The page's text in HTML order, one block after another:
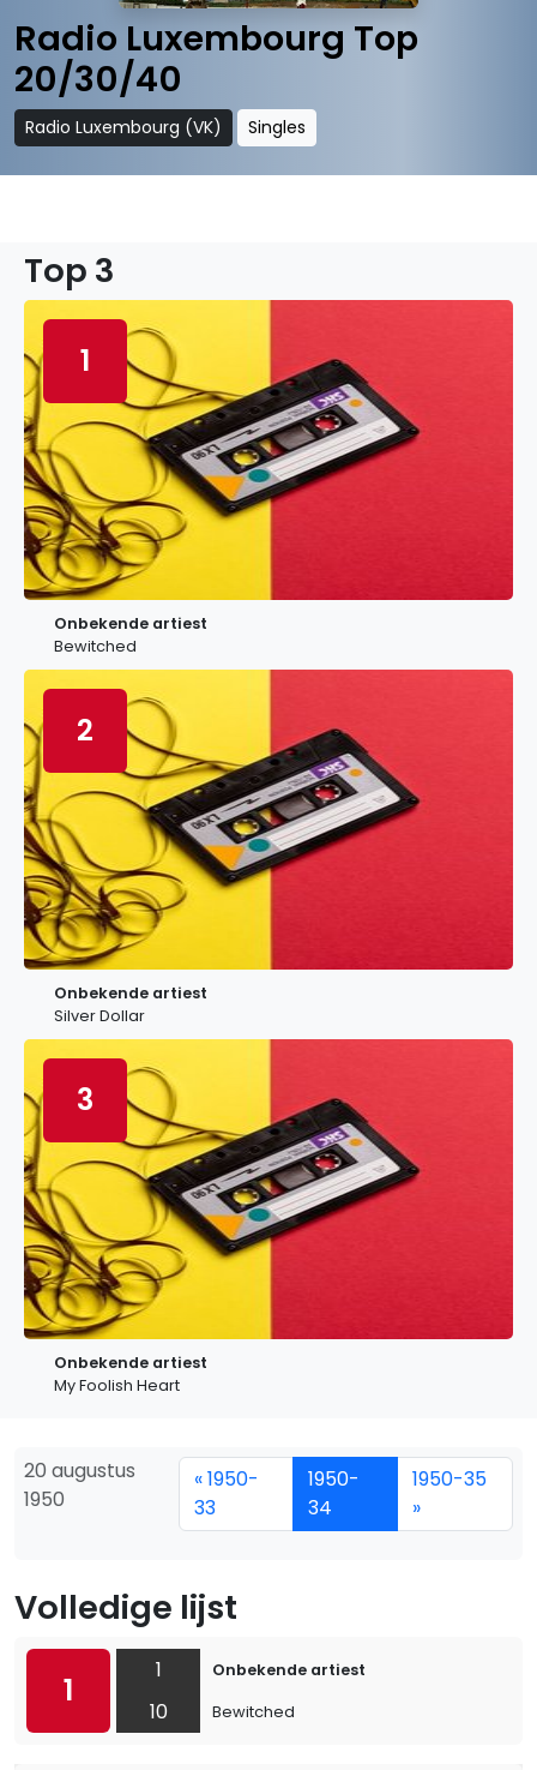
Radio Luxembourg Top
20/30/40
Radio Luxembourg (VK) Singles
Top 3
1
Onbekende artiest
Bewitched
2
Onbekende artiest
Silver Dollar
3
Onbekende artiest
My Foolish Heart
20 augustus
1950
« 1950-
33
1950-
34
1950-35
»
Volledige lijst
1
1
10
Onbekende artiest
Bewitched